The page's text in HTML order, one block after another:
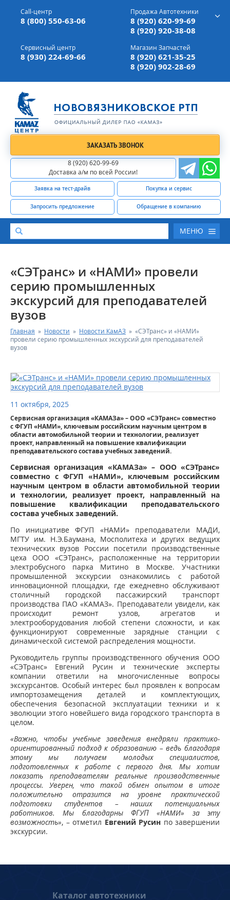
г. Вязники,ул. Механизаторов, д 90
Доставка а/м,по всей России
Call-центр
8 (800) 550-63-06
Продажа Автотехники
8 (920) 620-99-69
8 (920) 920-38-08
Сервисный центр
8 (930) 224-69-66
Магазин Запчастей
8 (920) 621-35-25
8 (920) 902-28-69
ЗАКАЗАТЬ ЗВОНОК
8 (920) 620-99-69
Доставка а/м по всей России!
Заявка на тест-драйв Покупка и сервис
Запросить предложение Обращение в компанию
МЕНЮ
КАТАЛОГ АВТОТЕХНИКИ
СЕРВИС И ГАРАНТИЙНЫЕ ОБЯЗАТЕЛЬСТВА
ЗАПАСНЫЕ ЧАСТИ
РЕМОНТ ДВИГАТЕЛЕЙ КАМАЗ
ФОТОГАЛЕРЕЯ
КОНТАКТНАЯ ИНФОРМАЦИЯ
«СЭТранс» и «НАМИ» провели
серию промышленных
экскурсий для преподавателей
вузов
Главная » Новости » Новости КамАЗ » «СЭТранс» и «НАМИ»
провели серию промышленных экскурсий для преподавателей
вузов
11 октября, 2025
Сервисная организация «КАМАЗа» – ООО «СЭТранс» совместно
с ФГУП «НАМИ», ключевым российским научным центром в
области автомобильной теории и технологии, реализует
проект, направленный на повышение квалификации
преподавательского состава учебных заведений.
Сервисная организация «КАМАЗа» – ООО «СЭТранс»
совместно с ФГУП «НАМИ», ключевым российским
научным центром в области автомобильной теории
и технологии, реализует проект, направленный на
повышение квалификации преподавательского
состава учебных заведений.
По инициативе ФГУП «НАМИ» преподаватели МАДИ,
МГТУ им. Н.Э.Баумана, Мосполитеха и других ведущих
технических вузов России посетили производственные
цеха ООО «СЭТранс», расположенные на территории
электробусного парка Митино в Москве. Участники
промышленной экскурсии ознакомились с работой
инновационной площадки, где ежедневно обслуживают
столичный городской пассажирский транспорт
производства ПАО «КАМАЗ». Преподаватели увидели, как
происходит ремонт узлов, агрегатов и
электрооборудования любой степени сложности, и как
функционируют современные зарядные станции с
динамической системой распределения мощности.
Руководитель группы производственного обучения ООО
«СЭТранс» Евгений Русин и технические эксперты
компании ответили на многочисленные вопросы
экскурсантов. Особый интерес был проявлен к вопросам
импортозамещения деталей и комплектующих,
обеспечения безопасной эксплуатации техники и к
эволюции этого новейшего вида городского транспорта в
целом.
«Важно, чтобы учебные заведения внедряли практико-
ориентированный подход к образованию – ведь благодаря
этому мы получаем молодых специалистов,
подготовленных к работе с первого дня. Мы хотим
показать преподавателям реальные производственные
процессы. Уверен, что такой обмен опытом в итоге
положительно отразится на уровне практической
подготовки студентов – наших потенциальных
работников. Мы благодарны ФГУП «НАМИ» за эту
возможность», – отметил Евгений Русин по завершении
экскурсии.
Каталог автотехники